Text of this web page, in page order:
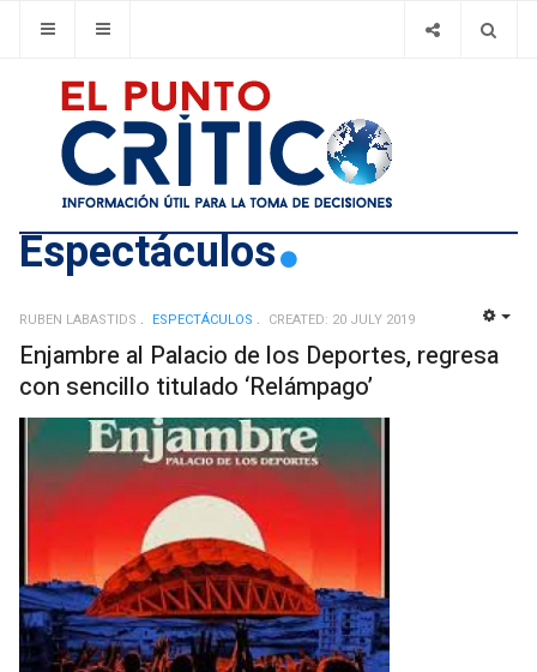
Espectáculos
RUBEN LABASTIDS ESPECTÁCULOS CREATED: 20 JULY 2019
Enjambre al Palacio de los Deportes, regresa
con sencillo titulado ‘Relámpago’